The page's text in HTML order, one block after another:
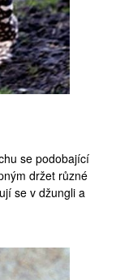
se podobající
držet různé
se v džungli a